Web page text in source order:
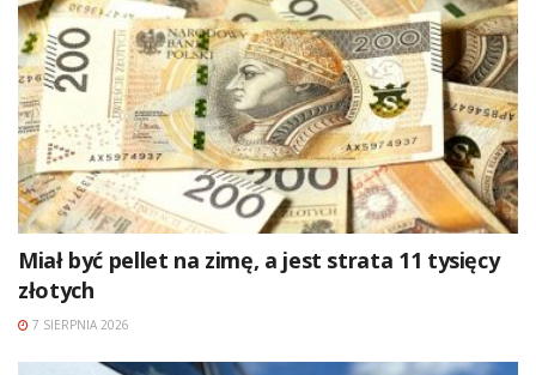
Miał być pellet na zimę, a jest strata 11 tysięcy
złotych
7 SIERPNIA 2026